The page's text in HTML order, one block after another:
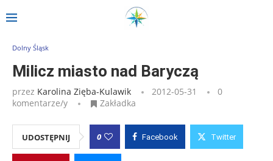
Strona główna Milicz miasto nad Baryczą
Dolny Śląsk
Milicz miasto nad Baryczą
przez Karolina Zięba-Kulawik 2012-05-31
0
komentarze/y
Zakładka
UDOSTĘPNIJ 0 Facebook Twitter